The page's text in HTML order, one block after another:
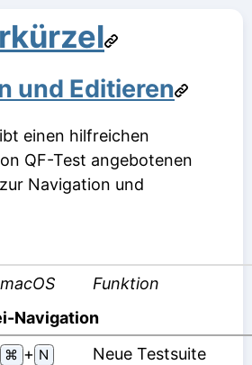
und Editieren
einen hilfreichen
QF-Test angebotenen
Navigation und
macOS
Funktion
Navigation
⌘ ⁠+⁠ N Neue Testsuite